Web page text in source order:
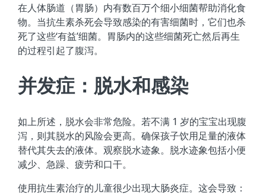
在人体肠道（胃肠）内有数百万个细小细菌帮助消化食
物。当抗生素杀死会导致感染的有害细菌时，它们也杀
死了这些‘有益’细菌。胃肠内的这些细菌死亡然后再生
的过程引起了腹泻。
并发症：脱水和感染
如上所述，脱水会非常危险。若不满 1 岁的宝宝出现腹
泻，则其脱水的风险会更高。确保孩子饮用足量的液体
替代其失去的液体。观察脱水迹象。脱水迹象包括小便
减少、急躁、疲劳和口干。
使用抗生素治疗的儿童很少出现大肠炎症。这会导致：